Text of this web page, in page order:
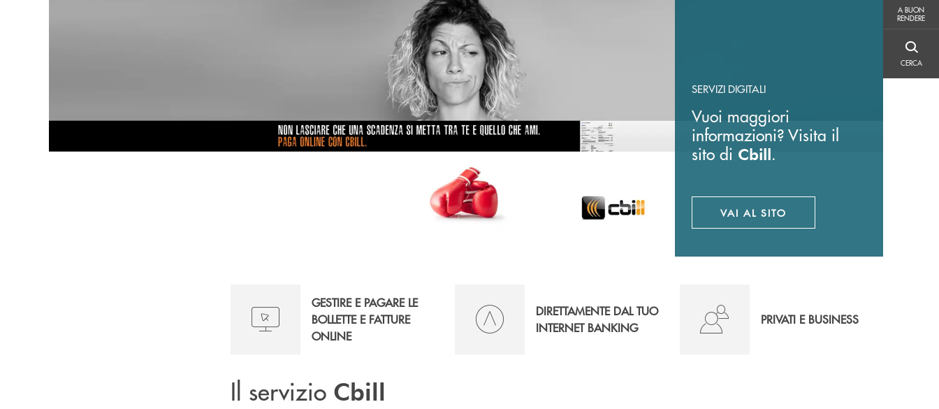
A BUON
RENDERE
CERCA
SERVIZI DIGITALI
Vuoi maggiori
informazioni? Visita il
sito di Cbill.
VAI AL SITOAPRE UNA NUOVA FINESTRA
GESTIRE E PAGARE LE
BOLLETTE E FATTURE
ONLINE
DIRETTAMENTE DAL TUO
INTERNET BANKING
PRIVATI E BUSINESS
Il servizio Cbill